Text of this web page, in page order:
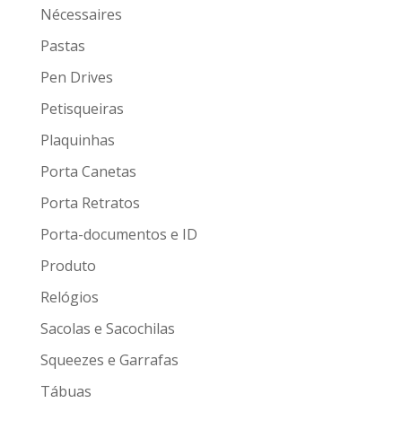
Nécessaires
Pastas
Pen Drives
Petisqueiras
Plaquinhas
Porta Canetas
Porta Retratos
Porta-documentos e ID
Produto
Relógios
Sacolas e Sacochilas
Squeezes e Garrafas
Tábuas